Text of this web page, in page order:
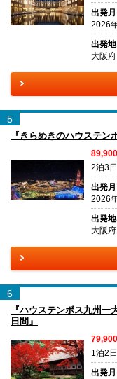
出発月
2026
出発地
大阪
5
『きらめきのハウステ
2泊3日
出発月
2026
出発地
大阪
6
『ハウステンボス九州
日間』
1泊2日
出発月